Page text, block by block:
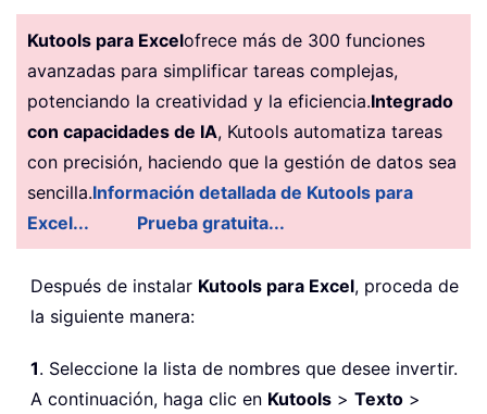
Kutools para Excelofrece más de 300 funciones
avanzadas para simplificar tareas complejas,
potenciando la creatividad y la eficiencia.Integrado
con capacidades de IA, Kutools automatiza tareas
con precisión, haciendo que la gestión de datos sea
sencilla.Información detallada de Kutools para
Excel...
Prueba gratuita...
Después de instalar Kutools para Excel, proceda de
la siguiente manera:
1. Seleccione la lista de nombres que desee invertir.
A continuación, haga clic en Kutools > Texto >